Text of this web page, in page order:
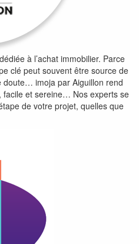
dédiée à l’achat immobilier. Parce
clé peut souvent être source de
doute… imoja par Aiguillon rend
facile et sereine… Nos experts se
de votre projet, quelles que